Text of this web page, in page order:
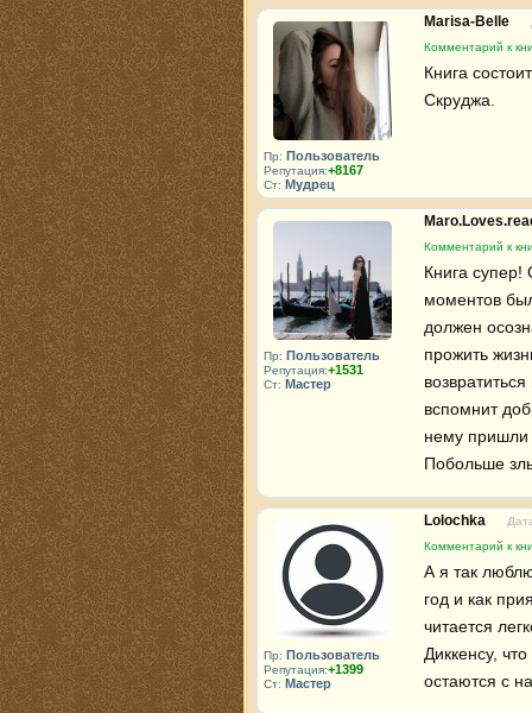
Пр: Пользователь
Репутация:+8167
Ст: Мудрец
Marisa-Belle
Комментарий к
Книга
Скруджа.
Пр: Пользователь
Репутация:+1531
Ст: Мастер
Комментарий к
Книга супер!
моментов
должен
прожить
вспомнит
нему пришли
Побольше
Пр: Пользователь
Репутация:+1399
Ст: Мастер
Lolochka
Комментарий к
А я так
год и как
читается
Диккенсу,
остаются с